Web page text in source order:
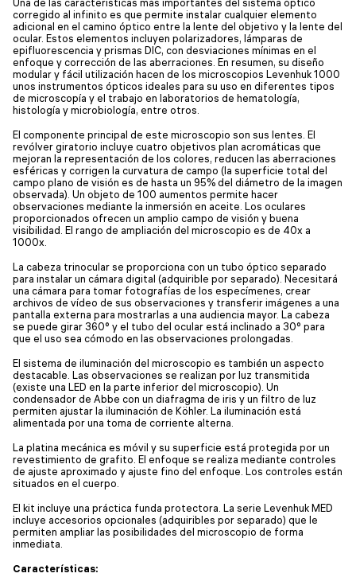
corregido al infinito es que permite instalar cualquier elemento
adicional en el camino óptico entre la lente del objetivo y la lente del
ocular. Estos elementos incluyen polarizadores, lámparas de
epifluorescencia y prismas DIC, con desviaciones mínimas en el
enfoque y corrección de las aberraciones. En resumen, su diseño
modular y fácil utilización hacen de los microscopios Levenhuk 1000
unos instrumentos ópticos ideales para su uso en diferentes tipos
de microscopía y el trabajo en laboratorios de hematología,
histología y microbiología, entre otros.
El componente principal de este microscopio son sus lentes. El
revólver giratorio incluye cuatro objetivos plan acromáticas que
mejoran la representación de los colores, reducen las aberraciones
esféricas y corrigen la curvatura de campo (la superficie total del
campo plano de visión es de hasta un 95% del diámetro de la imagen
observada). Un objeto de 100 aumentos permite hacer
observaciones mediante la inmersión en aceite. Los oculares
proporcionados ofrecen un amplio campo de visión y buena
visibilidad. El rango de ampliación del microscopio es de 40x a
1000x.
La cabeza trinocular se proporciona con un tubo óptico separado
para instalar un cámara digital (adquirible por separado). Necesitará
una cámara para tomar fotografías de los especímenes, crear
archivos de vídeo de sus observaciones y transferir imágenes a una
pantalla externa para mostrarlas a una audiencia mayor. La cabeza
se puede girar 360° y el tubo del ocular está inclinado a 30° para
que el uso sea cómodo en las observaciones prolongadas.
El sistema de iluminación del microscopio es también un aspecto
destacable. Las observaciones se realizan por luz transmitida
(existe una LED en la parte inferior del microscopio). Un
condensador de Abbe con un diafragma de iris y un filtro de luz
permiten ajustar la iluminación de Köhler. La iluminación está
alimentada por una toma de corriente alterna.
La platina mecánica es móvil y su superficie está protegida por un
revestimiento de grafito. El enfoque se realiza mediante controles
de ajuste aproximado y ajuste fino del enfoque. Los controles están
situados en el cuerpo.
El kit incluye una práctica funda protectora. La serie Levenhuk MED
incluye accesorios opcionales (adquiribles por separado) que le
permiten ampliar las posibilidades del microscopio de forma
inmediata.
Características: